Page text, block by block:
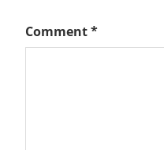
Comment*